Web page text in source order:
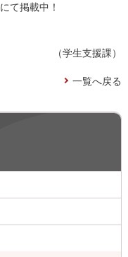
にて掲載中！
（学生支援課）
一覧へ戻る